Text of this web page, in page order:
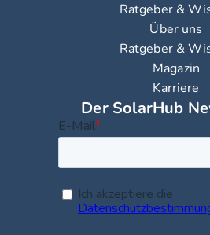
Ratgeber &
Über uns
Ratgeber &
Magazin
Karriere
Der SolarHub